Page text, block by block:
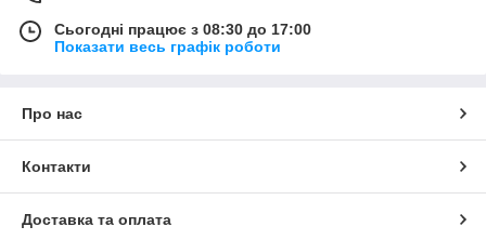
Сьогодні працює з 08:30 до 17:00
Показати весь графік роботи
Про нас
Контакти
Доставка та оплата